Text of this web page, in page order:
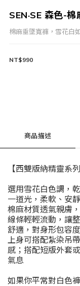
SEN·SE 森色-
棉麻垂墜寬褲，雪花白
NT$990
商品描述
【西雙版納精靈系列
選用雪花白色調，
一道光，柔軟、安
棉麻材質透氣親膚
線條輕輕流動，讓
舒適，對身形包容
上身可搭配紮染吊
感；搭配短版外套
氣息
如果你平常對白色